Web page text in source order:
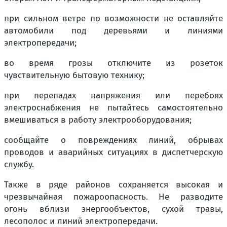
при сильном ветре по возможности не оставляйте
автомобили под деревьями и линиями
электропередачи;
во время грозы отключите из розеток
чувствительную бытовую технику;
при перепадах напряжения или перебоях
электроснабжения не пытайтесь самостоятельно
вмешиваться в работу электрооборудования;
сообщайте о повреждениях линий, обрывах
проводов и аварийных ситуациях в диспетчерскую
службу.
Также в ряде районов сохраняется высокая и
чрезвычайная пожароопасность. Не разводите
огонь вблизи энергообъектов, сухой травы,
лесополос и линий электропередачи.